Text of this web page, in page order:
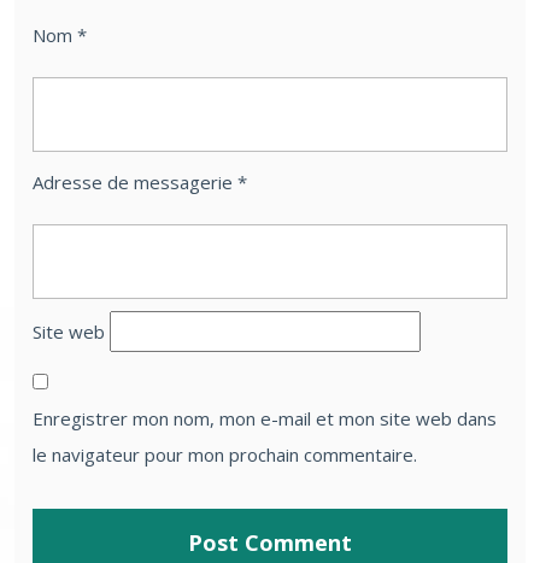
Nom *
Adresse de messagerie *
Site web
Enregistrer mon nom, mon e-mail et mon site web dans
le navigateur pour mon prochain commentaire.